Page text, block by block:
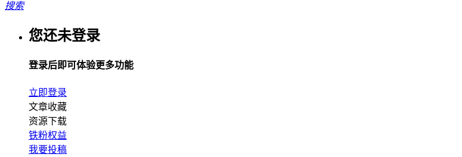
搜索
您还未登录
登录后即可体验更多功能
立即登录
文章收藏
资源下载
铁粉权益
我要投稿